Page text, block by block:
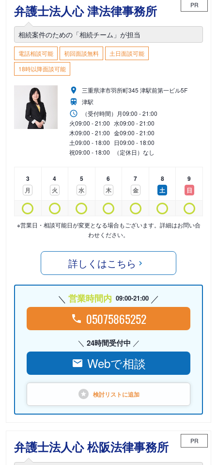
弁護士法人心 津法律事務所 PR
相続案件のための「相続チーム」が担当
電話相談可能 初回面談無料
土日面談可能
18時以降面談可能
三重県津市羽所町345 津駅前第一ビル5F
津駅
（受付時間） 月09:00 - 21:00
火09:00 - 21:00 水09:00 - 21:00
木09:00 - 21:00 金09:00 - 21:00
土09:00 - 18:00 日09:00 - 18:00
祝09:00 - 18:00 （定休日）なし
3
月
4
火
5
水
6
木
7
金
8
土
9
日
※営業日・相談可能日が変更となる場合もございます。詳細はお問い合
わせください。
詳しくはこちら
営業時間内 09:00-21:00
05075865252
24時間受付中
Webで相談
検討リストに追加
弁護士法人心 松阪法律事務所 PR